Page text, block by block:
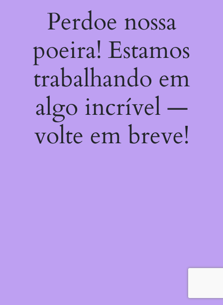
Perdoe nossa
poeira! Estamos
trabalhando em
algo incrível —
volte em breve!